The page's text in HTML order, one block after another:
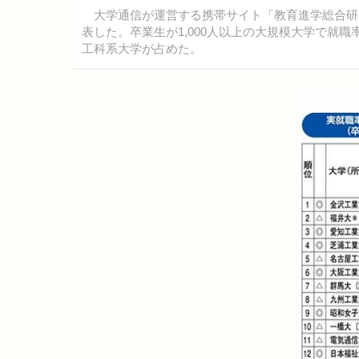
大学通信が運営する携帯サイト「教育進学総合
表した。卒業生が1,000人以上の大規模大学で就
工科系大学が占めた。